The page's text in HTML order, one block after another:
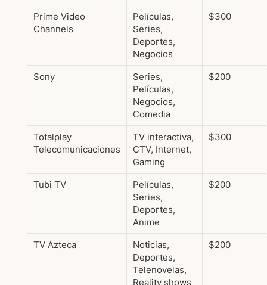
Prime Video
Channels
Películas,
Series,
Deportes,
Negocios
$300
Sony
Series,
Películas,
Negocios,
Comedia
$200
Totalplay
Telecomunicaciones
TV interactiva,
CTV, Internet,
Gaming
$300
Tubi TV
Películas,
Series,
Deportes,
Anime
$200
TV Azteca
Noticias,
Deportes,
Telenovelas,
Reality shows
$200